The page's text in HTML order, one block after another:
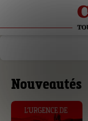
Nouveautés